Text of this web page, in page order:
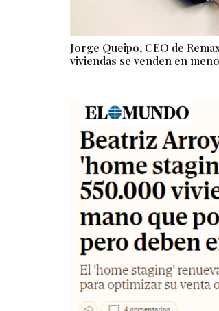
Jorge Queipo, CEO de
viviendas se venden en